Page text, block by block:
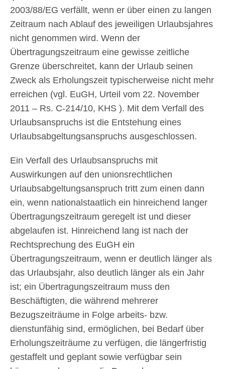
2003/88/EG verfällt, wenn er über einen zu langen
Zeitraum nach Ablauf des jeweiligen Urlaubsjahres
nicht genommen wird. Wenn der
Übertragungszeitraum eine gewisse zeitliche
Grenze überschreitet, kann der Urlaub seinen
Zweck als Erholungszeit typischerweise nicht mehr
erreichen (vgl. EuGH, Urteil vom 22. November
2011 – Rs. C-214/10, KHS ). Mit dem Verfall des
Urlaubsanspruchs ist die Entstehung eines
Urlaubsabgeltungsanspruchs ausgeschlossen.
Ein Verfall des Urlaubsanspruchs mit
Auswirkungen auf den unionsrechtlichen
Urlaubsabgeltungsanspruch tritt zum einen dann
ein, wenn nationalstaatlich ein hinreichend langer
Übertragungszeitraum geregelt ist und dieser
abgelaufen ist. Hinreichend lang ist nach der
Rechtsprechung des EuGH ein
Übertragungszeitraum, wenn er deutlich länger als
das Urlaubsjahr, also deutlich länger als ein Jahr
ist; ein Übertragungszeitraum muss den
Beschäftigten, die während mehrerer
Bezugszeiträume in Folge arbeits- bzw.
dienstunfähig sind, ermöglichen, bei Bedarf über
Erholungszeiträume zu verfügen, die längerfristig
gestaffelt und geplant sowie verfügbar sein